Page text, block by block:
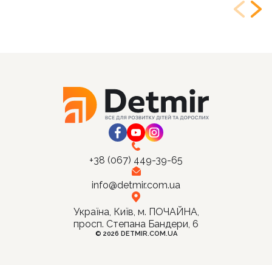
+38 (067) 449-39-65
info@detmir.com.ua
Україна, Київ, м. ПОЧАЙНА,
просп. Степана Бандери, 6
© 2026 DETMIR.COM.UA